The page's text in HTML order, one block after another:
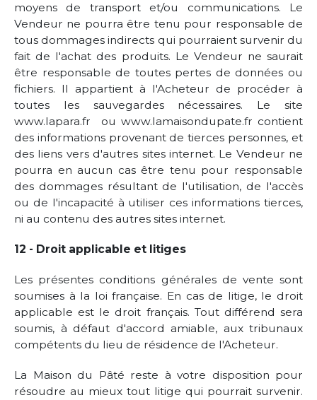
moyens de transport et/ou communications. Le
Vendeur ne pourra être tenu pour responsable de
tous dommages indirects qui pourraient survenir du
fait de l'achat des produits. Le Vendeur ne saurait
être responsable de toutes pertes de données ou
fichiers. Il appartient à l'Acheteur de procéder à
toutes les sauvegardes nécessaires. Le site
www.lapara.fr ou www.lamaisondupate.fr contient
des informations provenant de tierces personnes, et
des liens vers d'autres sites internet. Le Vendeur ne
pourra en aucun cas être tenu pour responsable
des dommages résultant de l'utilisation, de l'accès
ou de l'incapacité à utiliser ces informations tierces,
ni au contenu des autres sites internet.
12 - Droit applicable et litiges
Les présentes conditions générales de vente sont
soumises à la loi française. En cas de litige, le droit
applicable est le droit français. Tout différend sera
soumis, à défaut d'accord amiable, aux tribunaux
compétents du lieu de résidence de l'Acheteur.
La Maison du Pâté reste à votre disposition pour
résoudre au mieux tout litige qui pourrait survenir.